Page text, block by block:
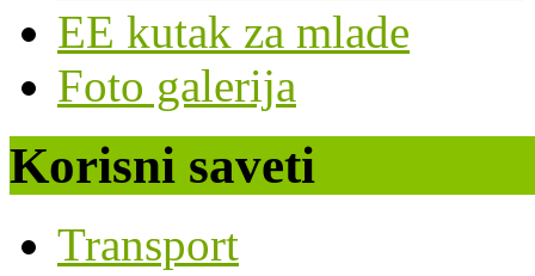
EE kutak za mlade
Foto galerija
Korisni saveti
Transport